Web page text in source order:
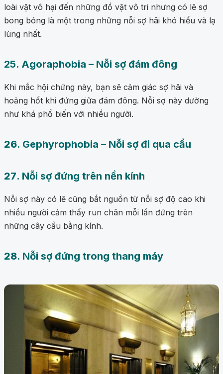
loài vật vô hại đến những đồ vật vô tri nhưng có lẽ sợ
bong bóng là một trong những nỗi sợ hãi khó hiểu và lạ
lùng nhất.
25. Agoraphobia – Nỗi sợ đám đông
Khi mắc hội chứng này, bạn sẽ cảm giác sợ hãi và
hoảng hốt khi đứng giữa đám đông. Nỗi sợ này dường
như khá phổ biến với nhiều người.
26. Gephyrophobia – Nỗi sợ đi qua cầu
27. Nỗi sợ đứng trên nền kính
Nỗi sợ này có lẽ cũng bắt nguồn từ nỗi sợ độ cao khi
nhiều người cảm thấy run chân mỗi lần đứng trên
những cây cầu bằng kính.
28. Nỗi sợ đứng trong thang máy